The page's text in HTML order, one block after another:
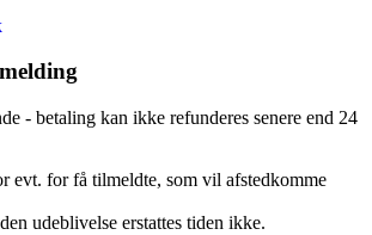
- betaling kan ikke refunderes senere end 24
evt. for få tilmeldte, som vil afstedkomme
udeblivelse erstattes tiden ikke.